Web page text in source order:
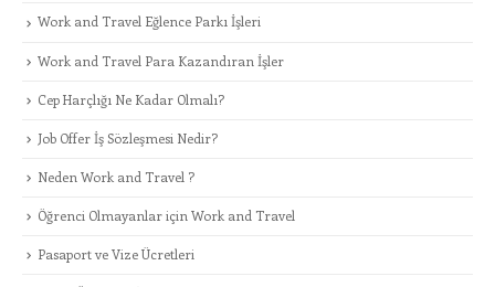
Work and Travel Eğlence Parkı İşleri
Work and Travel Para Kazandıran İşler
Cep Harçlığı Ne Kadar Olmalı?
Job Offer İş Sözleşmesi Nedir?
Neden Work and Travel ?
Öğrenci Olmayanlar için Work and Travel
Pasaport ve Vize Ücretleri